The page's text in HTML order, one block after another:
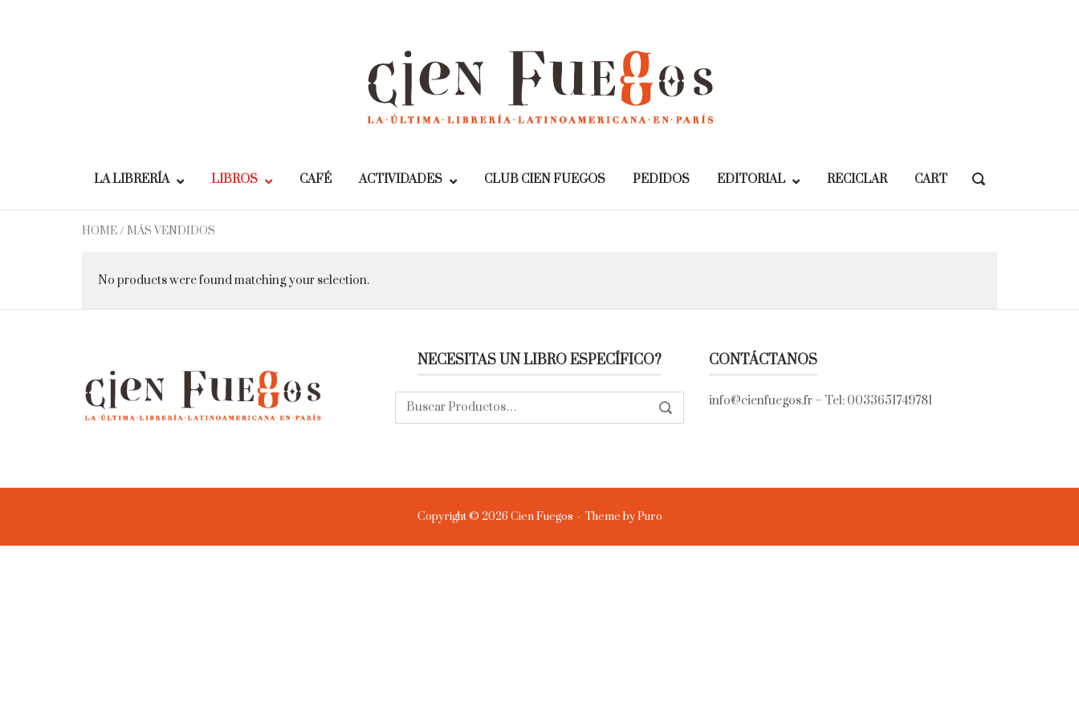
LA LIBRERÍA LIBROS CAFÉ ACTIVIDADES CLUB CIEN FUEGOS PEDIDOS EDITORIAL RECICLAR CART
OPEN
BAR
HOME/ MÁS VENDIDOS
No products were found matching your selection.
NECESITAS UN LIBRO ESPECÍFICO?
Buscar:
SEARCH
CONTÁCTANOS
info@cienfuegos.fr– Tel: 0033651749781
Copyright © 2026 Cien Fuegos Theme byPuro